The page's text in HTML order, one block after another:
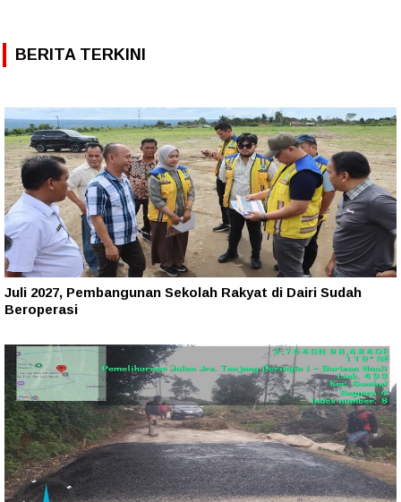
BERITA TERKINI
Juli 2027, Pembangunan Sekolah Rakyat di Dairi Sudah
Beroperasi